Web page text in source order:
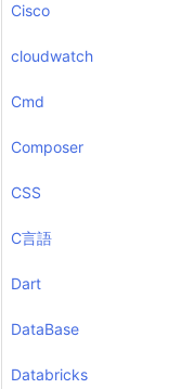
Cisco
cloudwatch
Cmd
Composer
CSS
C言語
Dart
DataBase
Databricks